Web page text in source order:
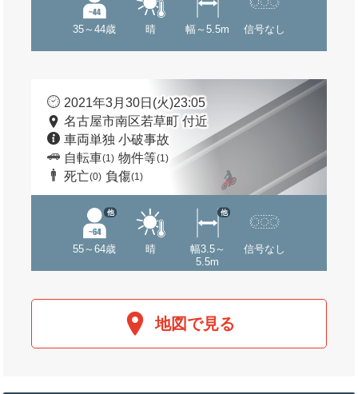
35～44歳 晴 幅～5.5m 信号なし
2021年3月30日(火)23:05
名古屋市南区若草町 付近
車両単独 小破事故
自転車(1) 物件等(1)
死亡(0) 負傷(1)
55～64歳
他
晴
幅3.5～
5.5m
他
信号なし
地図で見る